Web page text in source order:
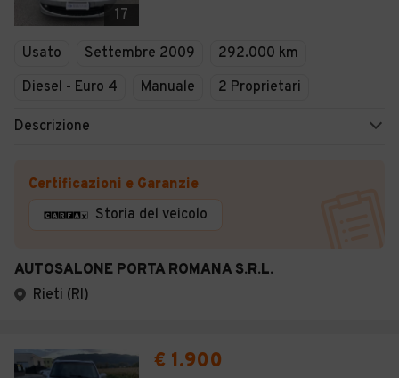
17
Usato Settembre 2009
292.000 km
Diesel - Euro 4
Manuale 2 Proprietari
Descrizione
Certificazioni e Garanzie
Storia del veicolo
AUTOSALONE PORTA ROMANA S.R.L.
Rieti (RI)
€ 1.900